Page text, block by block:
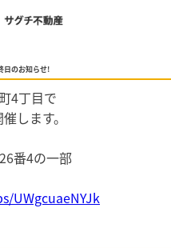
のお知らせ!
4丁目で
します。
番4の一部
UWgcuaeNYJk